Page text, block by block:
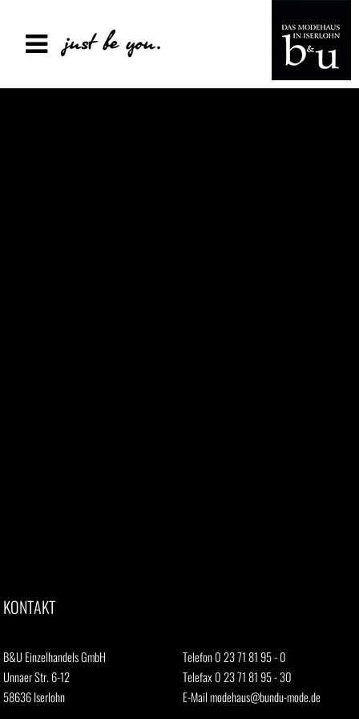
KONTAKT
B&U Einzelhandels GmbH
Unnaer Str. 6-12
58636 Iserlohn
Telefon 0 23 71 81 95 - 0
Telefax 0 23 71 81 95 - 30
E-Mailmodehaus@bundu-mode.de